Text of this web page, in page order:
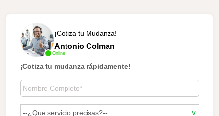
Online
¡Cotiza tu Mudanza!
Antonio Colman
¡Cotiza tu mudanza rápidamente!